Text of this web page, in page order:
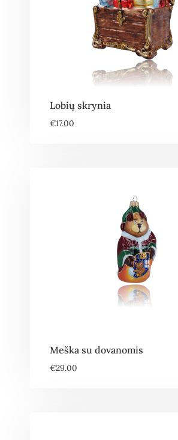
Lobių skrynia
€17.00
Meška su dovanomis
€29.00